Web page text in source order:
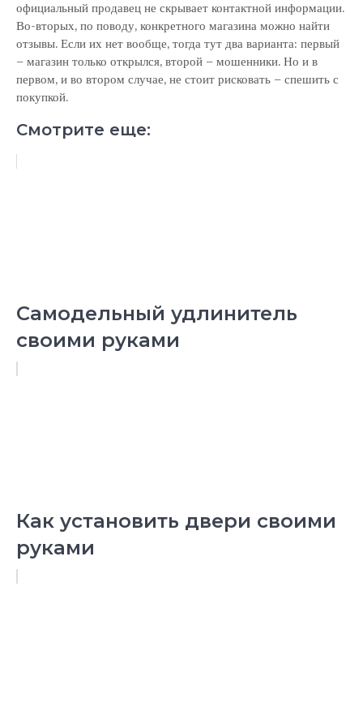
официальный продавец не скрывает контактной информации.
Во-вторых, по поводу, конкретного магазина можно найти
отзывы. Если их нет вообще, тогда тут два варианта: первый
– магазин только открылся, второй – мошенники. Но и в
первом, и во втором случае, не стоит рисковать – спешить с
покупкой.
Смотрите еще:
Самодельный удлинитель
своими руками
Как установить двери своими
руками